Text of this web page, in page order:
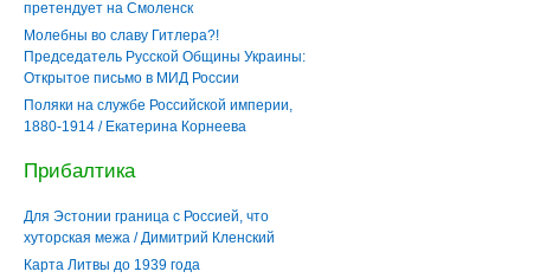
претендует на Смоленск
Молебны во славу Гитлера?!
Председатель Русской Общины Украины:
Открытое письмо в МИД России
Поляки на службе Российской империи,
1880-1914 / Екатерина Корнеева
Прибалтика
Для Эстонии граница с Россией, что
хуторская межа / Димитрий Кленский
Карта Литвы до 1939 года